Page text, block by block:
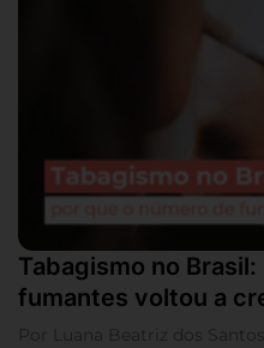
Tabagismo no
fumantes voltou a
Por Luana Beatriz dos